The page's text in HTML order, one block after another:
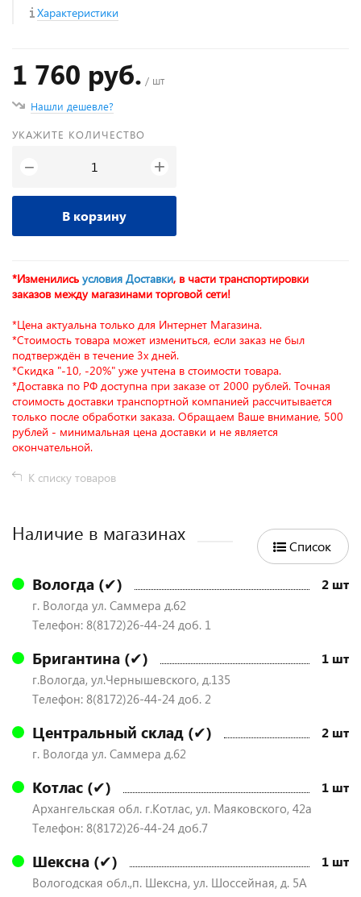
Характеристики
1 760 руб. / шт
Нашли дешевле?
УКАЖИТЕ КОЛИЧЕСТВО
− +
В корзину
*Изменились условия Доставки, в части транспортировки
заказов между магазинами торговой сети!
*Цена актуальна только для Интернет Магазина.
*Стоимость товара может измениться, если заказ не был
подтверждён в течение 3х дней.
*Скидка "-10, -20%" уже учтена в стоимости товара.
*Доставка по РФ доступна при заказе от 2000 рублей. Точная
стоимость доставки транспортной компанией рассчитывается
только после обработки заказа. Обращаем Ваше внимание, 500
рублей - минимальная цена доставки и не является
окончательной.
К списку товаров
Наличие в магазинах
Список
Вологда (✔) 2 шт
г. Вологда ул. Саммера д.62
Телефон: 8(8172)26-44-24 доб. 1
Бригантина (✔) 1 шт
г.Вологда, ул.Чернышевского, д.135
Телефон: 8(8172)26-44-24 доб. 2
Центральный склад (✔) 2 шт
г. Вологда ул. Саммера д.62
Котлас (✔) 1 шт
Архангельская обл. г.Котлас, ул. Маяковского, 42а
Телефон: 8(8172)26-44-24 доб.7
Шексна (✔) 1 шт
Вологодская обл.,п. Шексна, ул. Шоссейная, д. 5А